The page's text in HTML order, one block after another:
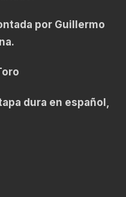
por Guillermo
dura en español,